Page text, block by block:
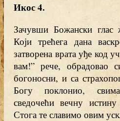
Икос 4.
Зачувши Божански глас
Који трећега дана
затворена врата уђе код
вам!” рече, обрадовао
богоносни, и са
Богу поклонио,
сведочећи вечну
Стога те славимо овим